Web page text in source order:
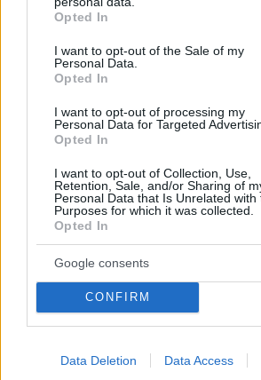
grant or deny consent to Google and its
use your data for below specified
consent section.
Opted In
I want to opt-out of the Sale of my
Personal Data.
Opted In
I want to opt-out of processing my
Personal Data for Targeted
Opted In
I want to opt-out of Collection, Use,
Retention, Sale, and/or Sharing of
Personal Data that Is Unrelated with
Purposes for which it was collected.
Opted In
Google consents
CONFIRM
Data Deletion Data Access
Κυριάκος Μητσοτάκης: Το πρώτο
αγαπημένο μου αυτοκίνητο
08.08.2026, 09:31